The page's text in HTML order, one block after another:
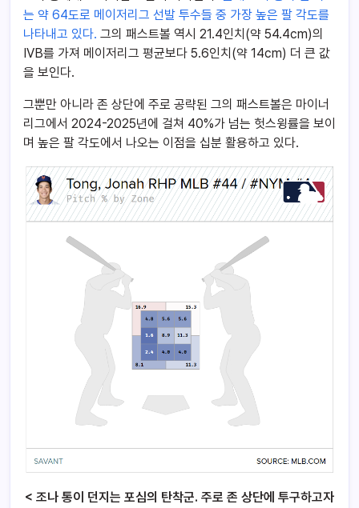
는 약 64도로 메이저리그 선발 투수들 중 가장 높은 팔 각도를
나타내고 있다. 그의 패스트볼 역시 21.4인치(약 54.4cm)의
IVB를 가져 메이저리그 평균보다 5.6인치(약 14cm) 더 큰 값
을 보인다.
그뿐만 아니라 존 상단에 주로 공략된 그의 패스트볼은 마이너
리그에서 2024-2025년에 걸쳐 40%가 넘는 헛스윙률을 보이
며 높은 팔 각도에서 나오는 이점을 십분 활용하고 있다.
< 조나 통이 던지는 포심의 탄착군. 주로 존 상단에 투구하고자